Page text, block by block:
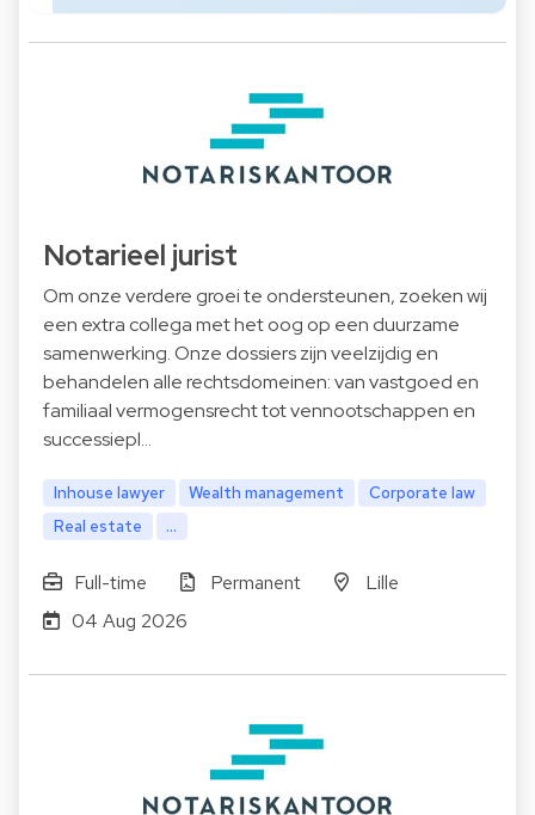
Notarieel jurist
Om onze verdere groei te ondersteunen, zoeken wij
een extra collega met het oog op een duurzame
samenwerking. Onze dossiers zijn veelzijdig en
behandelen alle rechtsdomeinen: van vastgoed en
familiaal vermogensrecht tot vennootschappen en
successiepl…
Inhouse lawyer Wealth management
Corporate law
Real estate
...
Full-time Permanent
Lille
04 Aug 2026